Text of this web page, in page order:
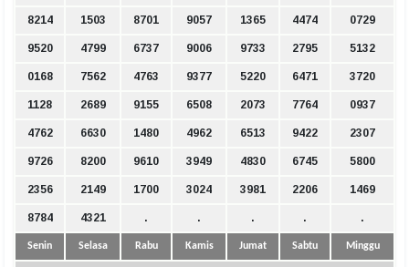
8214 1503 8701 9057 1365 4474 0729
9520 4799 6737 9006 9733 2795 5132
0168 7562 4763 9377 5220 6471 3720
1128 2689 9155 6508 2073 7764 0937
4762 6630 1480 4962 6513 9422 2307
9726 8200 9610 3949 4830 6745 5800
2356 2149 1700 3024 3981 2206 1469
8784 4321 . . . . .
Senin Selasa Rabu Kamis Jumat Sabtu Minggu